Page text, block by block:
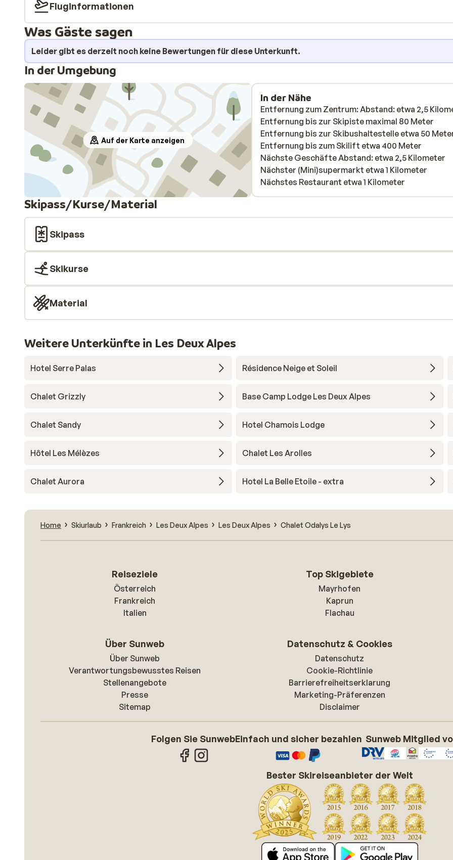
Fluginformationen
Was Gäste sagen
Leider gibt es derzeit noch keine Bewertungen für diese Unterkunft.
In der Umgebung
Auf der Karte anzeigen
In der Nähe
Entfernung zum Zentrum: Abstand: etwa 2,5
Entfernung bis zur Skipiste maximal 80 Meter
Entfernung bis zur Skibushaltestelle etwa 50
Entfernung bis zum Skilift etwa 400 Meter
Nächste Geschäfte Abstand: etwa 2,5 Kilometer
Nächster (Mini)supermarkt etwa 1 Kilometer
Nächstes Restaurant etwa 1 Kilometer
Skipass/Kurse/Material
Skipass
Skikurse
Material
Weitere Unterkünfte in Les Deux Alpes
Hotel Serre Palas Résidence Neige et Soleil
Chalet Grizzly Base Camp Lodge Les Deux Alpes
Chalet Sandy Hotel Chamois Lodge
Hôtel Les Mélèzes Chalet Les Arolles
Chalet Aurora Hotel La Belle Etoile - extra
Home Skiurlaub Frankreich Les Deux Alpes Les Deux Alpes Chalet Odalys Le Lys
Reiseziele
Österreich
Frankreich
Italien
Top Skigebiete
Mayrhofen
Kaprun
Flachau
Über Sunweb
Über Sunweb
Verantwortungsbewusstes Reisen
Stellenangebote
Presse
Sitemap
Datenschutz & Cookies
Datenschutz
Cookie-Richtlinie
Barrierefreiheitserklarung
Marketing-Präferenzen
Disclaimer
Folgen Sie SunwebEinfach und sicher bezahlen Sunweb Mitglied
Bester Skireiseanbieter der Welt